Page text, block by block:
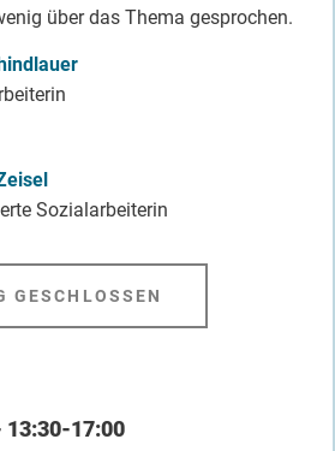
über das Thema gesprochen.
Sozialarbeiterin
GESCHLOSSEN
13:30-17:00